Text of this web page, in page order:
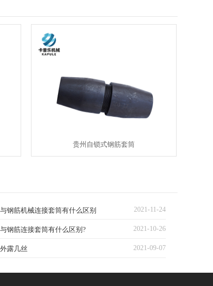
贵州自锁式钢筋套筒
2021-11-24
钢筋机械连接套筒有什么区别
2021-10-26
钢筋连接套筒有什么区别?
2021-09-07
露几丝